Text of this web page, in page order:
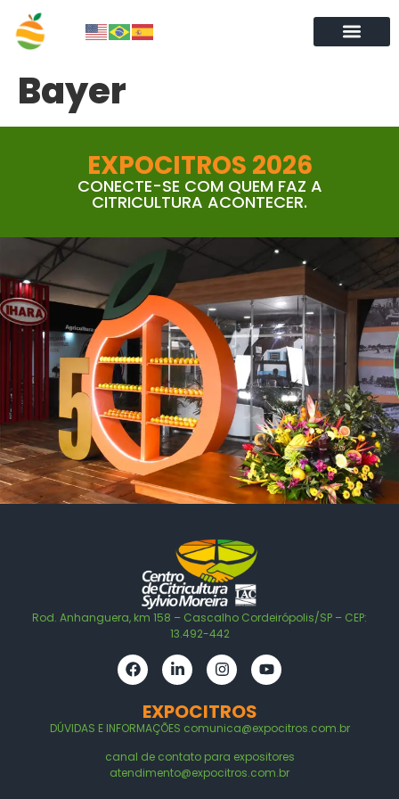
Bayer
EXPOCITROS 2026
CONECTE-SE COM QUEM FAZ A
CITRICULTURA ACONTECER.
Rod. Anhanguera, km 158 – Cascalho Cordeirópolis/SP – CEP:
13.492-442
EXPOCITROS
DÚVIDAS E INFORMAÇÕES comunica@expocitros.com.br
canal de contato para expositores
atendimento@expocitros.com.br